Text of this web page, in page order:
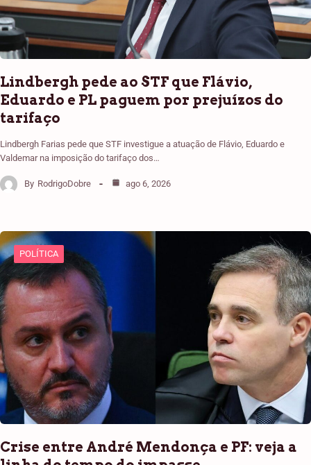
Lindbergh pede ao STF que Flávio,
Eduardo e PL paguem por prejuízos do
tarifaço
Lindbergh Farias pede que STF investigue a atuação de Flávio, Eduardo e
Valdemar na imposição do tarifaço dos…
By RodrigoDobre ago 6, 2026
POLÍTICA
Crise entre André Mendonça e PF: veja a